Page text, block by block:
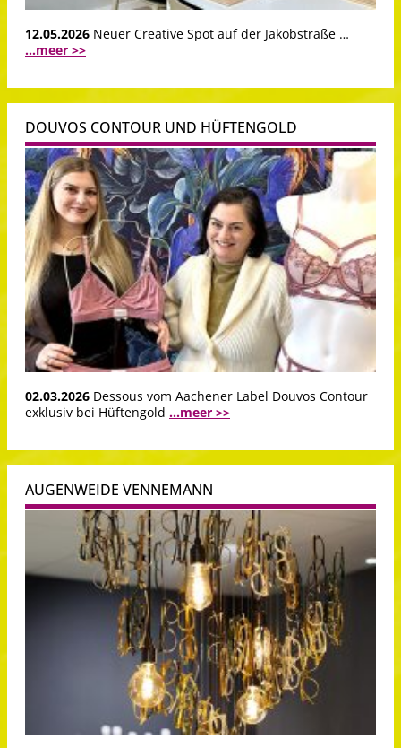
12.05.2026 Neuer Creative Spot auf der Jakobstraße …
...meer >>
DOUVOS CONTOUR UND HÜFTENGOLD
02.03.2026 Dessous vom Aachener Label Douvos Contour
exklusiv bei Hüftengold ...meer >>
AUGENWEIDE VENNEMANN